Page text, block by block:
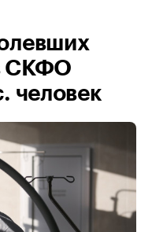
СКФО
человек